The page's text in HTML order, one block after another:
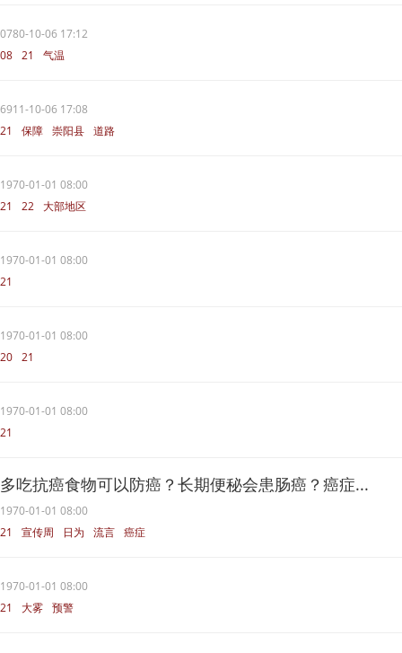
0780-10-06 17:12
08 21 气温
6911-10-06 17:08
21
保障 崇阳县 道路
1970-01-01 08:00
21
22 大部地区
1970-01-01 08:00
21
1970-01-01 08:00
20 21
1970-01-01 08:00
21
多吃抗癌食物可以防癌？长期便秘会患肠癌？癌症...
1970-01-01 08:00
21
宣传周 日为 流言 癌症
1970-01-01 08:00
21
大雾 预警